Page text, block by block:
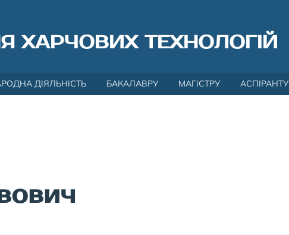
ХАРЧОВИХ ТЕХНОЛОГІЙ
ДІЯЛЬНІСТЬ БАКАЛАВРУ МАГІСТРУ АСПІРАНТУ